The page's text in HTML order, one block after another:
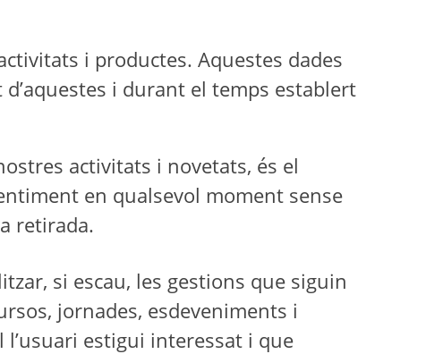
i productes. Aquestes dades
i durant el temps establert
activitats i novetats, és el
en qualsevol moment sense
retirada.
si escau, les gestions que siguin
jornades, esdeveniments i
estigui interessat i que